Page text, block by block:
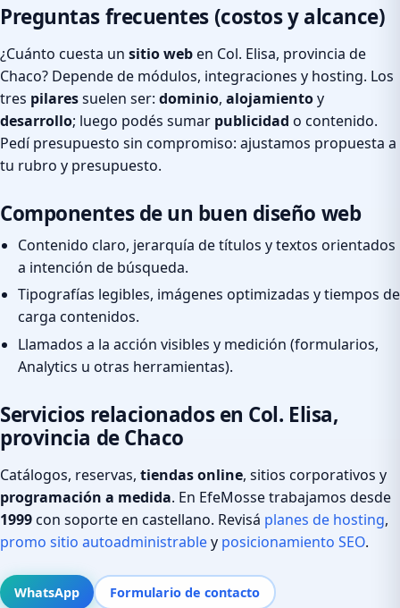
Preguntas frecuentes (costos y alcance)
¿Cuánto cuesta un sitio weben Col. Elisa, provincia de
Chaco? Depende de módulos, integraciones y hosting. Los
tres pilaressuelen ser: dominio, alojamientoy
desarrollo; luego podés sumar publicidad o contenido.
Pedí presupuesto sin compromiso: ajustamos propuesta a
tu rubro y presupuesto.
Componentes de un buen diseño web
Contenido claro, jerarquía de títulos y textos orientados
a intención de búsqueda.
Tipografías legibles, imágenes optimizadas y tiempos de
carga contenidos.
Llamados a la acción visibles y medición (formularios,
Analytics u otras herramientas).
Servicios relacionados en Col. Elisa,
provincia de Chaco
Catálogos, reservas, tiendas online, sitios corporativos y
programación a medida. En EfeMosse trabajamos desde
1999con soporte en castellano. Revisá planes de hosting,
promo sitio autoadministrabley posicionamiento SEO.
WhatsApp Formulario de contacto